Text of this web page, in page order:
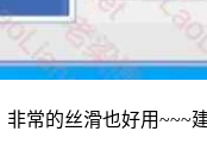
常的丝滑也好用~~~